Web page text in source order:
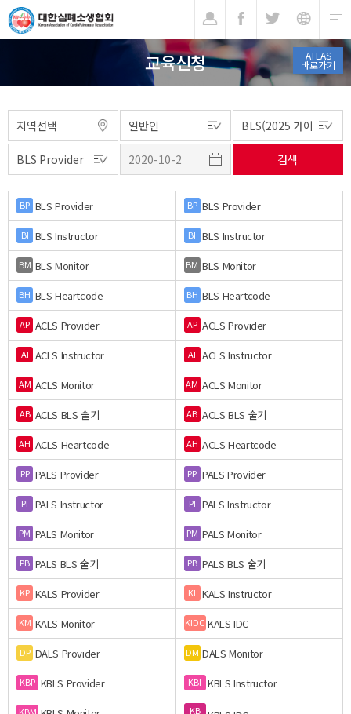
ATLAS
바로가기
교육신청
BP BLS Provider BP BLS Provider
BI BLS Instructor BI BLS Instructor
BM BLS Monitor BM BLS Monitor
BH BLS Heartcode BH BLS Heartcode
AP ACLS Provider AP ACLS Provider
AI ACLS Instructor AI ACLS Instructor
AM ACLS Monitor AM ACLS Monitor
AB ACLS BLS 술기 AB ACLS BLS 술기
AH ACLS Heartcode AH ACLS Heartcode
PP PALS Provider PP PALS Provider
PI PALS Instructor PI PALS Instructor
PM PALS Monitor PM PALS Monitor
PB PALS BLS 술기 PB PALS BLS 술기
KP KALS Provider KI KALS Instructor
KM KALS Monitor KIDC KALS IDC
DP DALS Provider DM DALS Monitor
KBP KBLS Provider KBI KBLS Instructor
KB